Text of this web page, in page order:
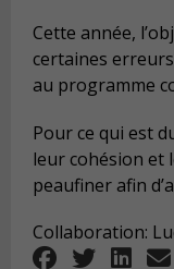
Cette année,
certaines
au programme
Pour ce qui est
leur cohésion et
peaufiner afin
Collaboration: